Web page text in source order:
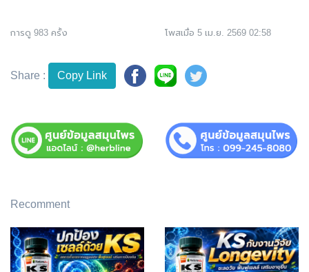
การดู 983 ครั้ง โพสเมื่อ 5 เม.ย. 2569 02:58
Share : Copy Link
Recomment